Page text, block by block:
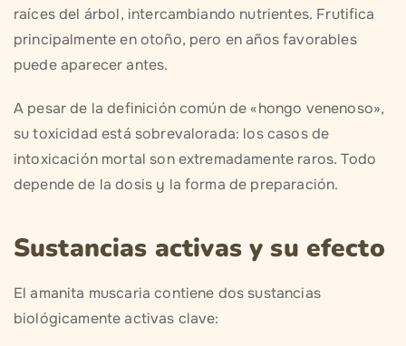
raíces del árbol, intercambiando nutrientes. Frutifica
principalmente en otoño, pero en años favorables
puede aparecer antes.
A pesar de la definición común de «hongo venenoso»,
su toxicidad está sobrevalorada: los casos de
intoxicación mortal son extremadamente raros. Todo
depende de la dosis y la forma de preparación.
Sustancias activas y su efecto
El amanita muscaria contiene dos sustancias
biológicamente activas clave: